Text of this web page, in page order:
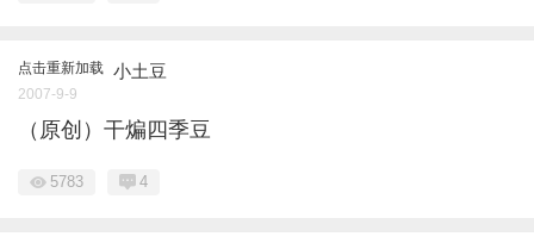
点击重新加载 小土豆
2007-9-9
（原创）干煸四季豆
5783 4